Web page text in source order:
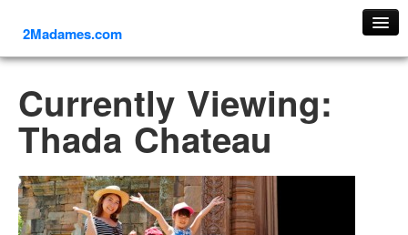
2Madames.com
ภาคเหนือ
ภาคใต้
ภาคกลาง
ภาคตะวันตก
Currently Viewing:
Thada Chateau